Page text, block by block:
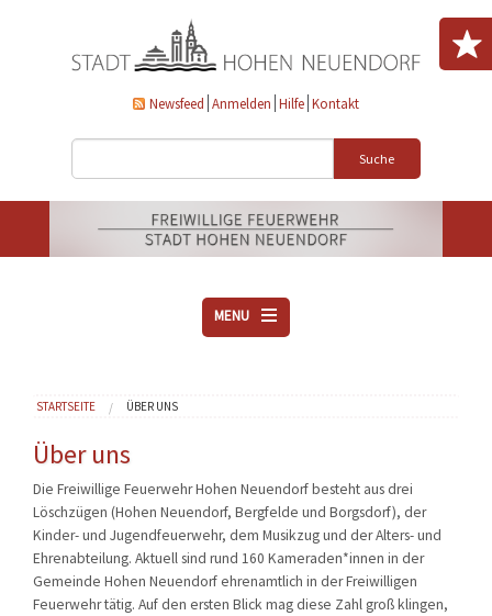
Newsfeed Anmelden Hilfe Kontakt
Suche
MENU
DOWNLOADS
KONTAKT
TECHNIK
EINSÄTZE
Sie sind hier
STARTSEITE ÜBER UNS
Über uns
Die Freiwillige Feuerwehr Hohen Neuendorf besteht aus drei
Löschzügen (Hohen Neuendorf, Bergfelde und Borgsdorf), der
Kinder- und Jugendfeuerwehr, dem Musikzug und der Alters- und
Ehrenabteilung. Aktuell sind rund 160 Kameraden*innen in der
Gemeinde Hohen Neuendorf ehrenamtlich in der Freiwilligen
Feuerwehr tätig. Auf den ersten Blick mag diese Zahl groß klingen,